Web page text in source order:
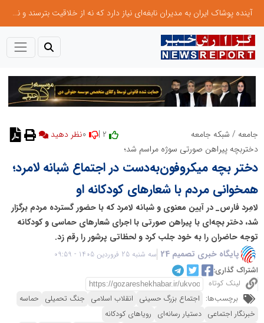
آینده پوشاک ایران به مدیران نابغه‌ای نیاز دارد که نه از خلاقیت بترسند و نه بروکراسی
جامعه / شبکه جامعه
نظر دهید
دختربچه پیراهن صورتی سوژه مراسم شد؛
دختر بچه میکروفون‌به‌دست در اجتماع شبانه لامرد؛
همخوانی مردم با شعارهای کودکانه او
لامِرد فارس_ در آیین معنوی و شبانه لامرد که با حضور گسترده مردم برگزار
شد، دختر بچه‌ای با پیراهن صورتی با اجرای شعارهای حماسی و کودکانه
توجه حاضران را به خود جلب کرد و لحظاتی پرشور را رقم زد.
پایگاه خبری تصمیم 24
سه شنبه 25 فروردین 1405 - 09:59
اشتراک گذاری:
لینک کوتاه
برچسب‌ها: اجتماع بزرگ حسینی انقلاب اسلامی جنگ تحمیلی حماسه
خبرنگار اجتماعی دستیار رسانه‌ای رویاهای کودکانه